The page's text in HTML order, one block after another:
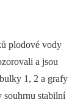
plodové vody
a jsou
1, 2 a grafy
souhrnu stabilní